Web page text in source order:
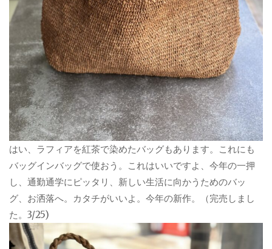
はい、ラフィアを紅茶で染めたバッグもあります。これにも
バッグインバッグで使おう。これはいいですよ、今年の一押
し、通勤通学にピッタリ、新しい生活に向かうためのバッ
グ、お洒落へ。カタチがいいよ。今年の新作。（完売しまし
た。3/25)